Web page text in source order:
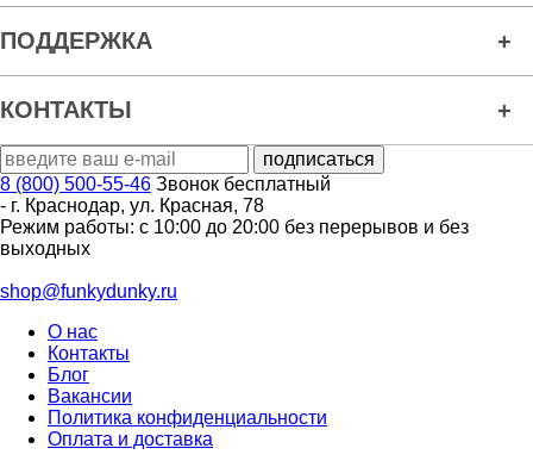
ПОДДЕРЖКА
КОНТАКТЫ
8 (800) 500-55-46 Звонок бесплатный
- г. Краснодар, ул. Красная, 78
Режим работы: с 10:00 до 20:00 без перерывов и без
выходных
shop@funkydunky.ru
О нас
Контакты
Блог
Вакансии
Политика конфиденциальности
Оплата и доставка